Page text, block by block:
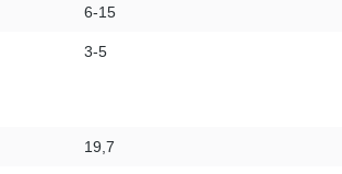
6-15
3-5
19,7